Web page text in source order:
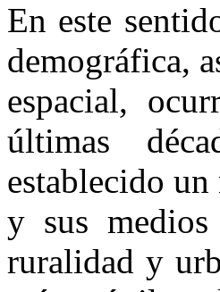
En este
demográfica,
espacial,
últimas
establecido un
y sus
ruralidad y